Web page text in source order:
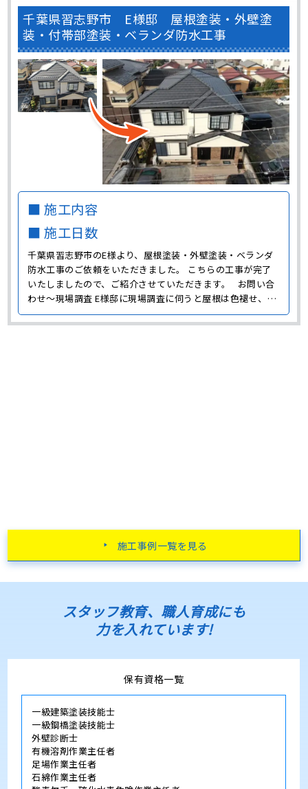
千葉県習志野市 E様邸 屋根塗装・外壁塗
装・付帯部塗装・ベランダ防水工事
■ 施工内容
■ 施工日数
千葉県習志野市のE様より、屋根塗装・外壁塗装・ベランダ
防水工事のご依頼をいただきました。 こちらの工事が完了
いたしましたので、ご紹介させていただきます。 お問い合
わせ～現場調査 E様邸に現場調査に伺うと屋根は色褪せ、外
壁には雨だれによる黒い汚れやコケ、色褪せなどが発生して
いました。 また、軒天や雨樋などの付帯部にも経年劣化が
施工事例一覧を見る
スタッフ教育、職人育成にも
力を入れています!
保有資格一覧
一級建築塗装技能士
一級鋼橋塗装技能士
外壁診断士
有機溶剤作業主任者
足場作業主任者
石綿作業主任者